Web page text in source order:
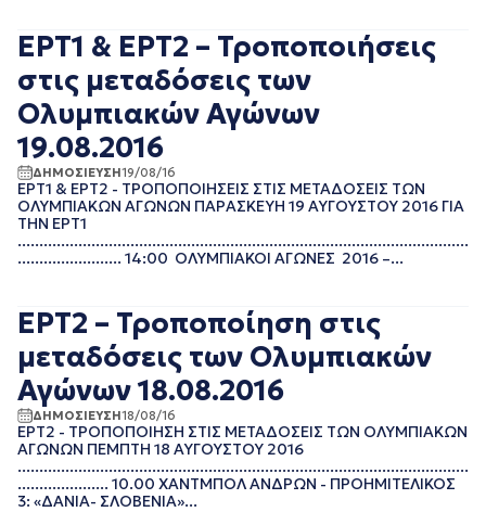
ΑΠΡΙΛΙΟΣ 2021
ΜΑΡΤΙΟΣ 2021
ΦΕΒΡΟΥΑΡΙΟΣ 2021
ΙΑΝΟΥΑΡΙΟΣ 2021
ΔΕΚΕΜΒΡΙΟΣ 2020
ΝΟΕΜΒΡΙΟΣ 2020
ΟΚΤΩΒΡΙΟΣ 2020
ΣΕΠΤΕΜΒΡΙΟΣ 2020
ΙΟΥΛΙΟΣ 2020
ΙΟΥΝΙΟΣ 2020
ΑΠΡΙΛΙΟΣ 2020
ΜΑΡΤΙΟΣ 2020
ΦΕΒΡΟΥΑΡΙΟΣ 2020
ΙΑΝΟΥΑΡΙΟΣ 2020
ΔΕΚΕΜΒΡΙΟΣ 2019
ΝΟΕΜΒΡΙΟΣ 2019
ΟΚΤΩΒΡΙΟΣ 2019
ΣΕΠΤΕΜΒΡΙΟΣ 2019
ΑΥΓΟΥΣΤΟΣ 2019
ΕΡΤ1 & ΕΡΤ2 – Τροποποιήσεις
στις μεταδόσεις των
Ολυμπιακών Αγώνων
19.08.2016
ΔΗΜΟΣΙΕΥΣΗ19/08/16
ΕΡΤ1 & ΕΡΤ2 - ΤΡΟΠΟΠΟΙΗΣΕΙΣ ΣΤΙΣ ΜΕΤΑΔΟΣΕΙΣ ΤΩΝ
ΟΛΥΜΠΙΑΚΩΝ ΑΓΩΝΩΝ ΠΑΡΑΣΚΕΥΗ 19 ΑΥΓΟΥΣΤΟΥ 2016 ΓΙΑ
ΤΗΝ ΕΡΤ1
........................................................................................................
........................ 14:00 ΟΛΥΜΠΙΑΚΟΙ ΑΓΩΝΕΣ 2016 –...
ΕΡΤ2 – Τροποποίηση στις
μεταδόσεις των Ολυμπιακών
Αγώνων 18.08.2016
ΔΗΜΟΣΙΕΥΣΗ18/08/16
ΕΡΤ2 - ΤΡΟΠΟΠΟΙΗΣΗ ΣΤΙΣ ΜΕΤΑΔΟΣΕΙΣ ΤΩΝ ΟΛΥΜΠΙΑΚΩΝ
ΑΓΩΝΩΝ ΠΕΜΠΤΗ 18 ΑΥΓΟΥΣΤΟΥ 2016
........................................................................................................
..................... 10.00 ΧΑΝΤΜΠΟΛ ΑΝΔΡΩΝ - ΠΡΟΗΜΙΤΕΛΙΚΟΣ
3: «ΔΑΝΙΑ- ΣΛΟΒΕΝΙΑ»...